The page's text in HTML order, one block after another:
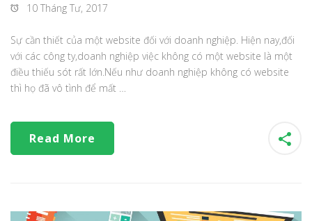
10 Tháng Tư, 2017
Sự cần thiết của một website đối với doanh nghiệp. Hiện nay,đối
với các công ty,doanh nghiệp việc không có một website là một
điều thiếu sót rất lớn.Nếu như doanh nghiệp không có website
thì họ đã vô tình để mất …
Read More